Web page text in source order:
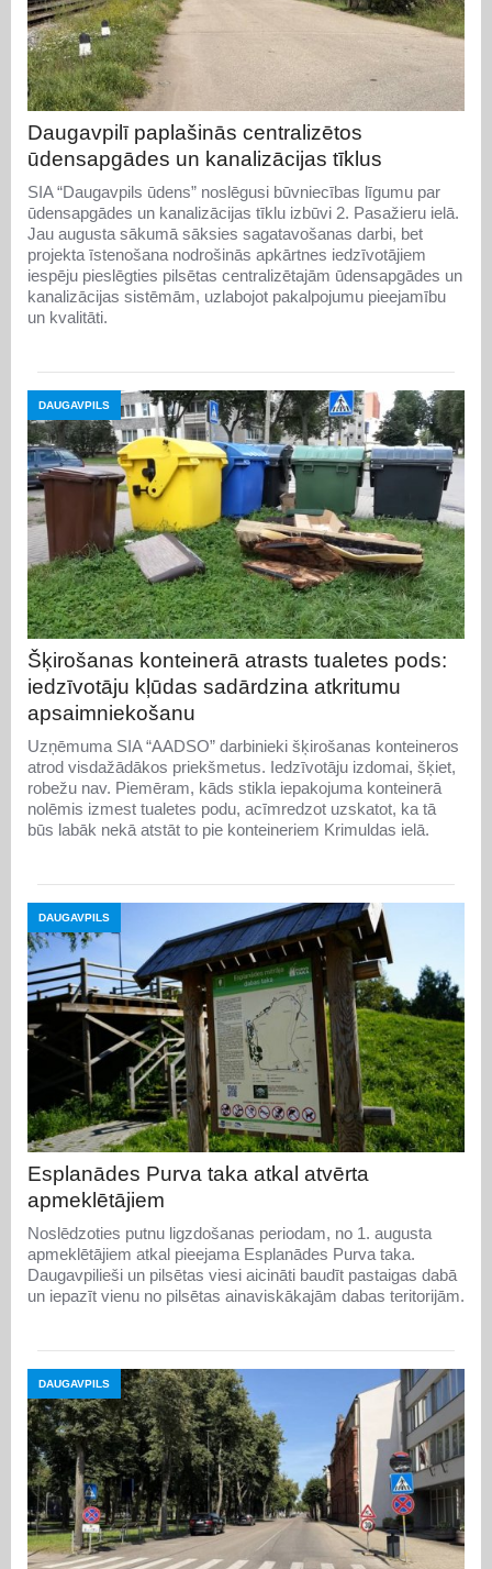
Daugavpilī paplašinās centralizētos
ūdensapgādes un kanalizācijas tīklus
SIA “Daugavpils ūdens” noslēgusi būvniecības līgumu par
ūdensapgādes un kanalizācijas tīklu izbūvi 2. Pasažieru ielā.
Jau augusta sākumā sāksies sagatavošanas darbi, bet
projekta īstenošana nodrošinās apkārtnes iedzīvotājiem
iespēju pieslēgties pilsētas centralizētajām ūdensapgādes un
kanalizācijas sistēmām, uzlabojot pakalpojumu pieejamību
un kvalitāti.
DAUGAVPILS
Šķirošanas konteinerā atrasts tualetes pods:
iedzīvotāju kļūdas sadārdzina atkritumu
apsaimniekošanu
Uzņēmuma SIA “AADSO” darbinieki šķirošanas konteineros
atrod visdažādākos priekšmetus. Iedzīvotāju izdomai, šķiet,
robežu nav. Piemēram, kāds stikla iepakojuma konteinerā
nolēmis izmest tualetes podu, acīmredzot uzskatot, ka tā
būs labāk nekā atstāt to pie konteineriem Krimuldas ielā.
DAUGAVPILS
Esplanādes Purva taka atkal atvērta
apmeklētājiem
Noslēdzoties putnu ligzdošanas periodam, no 1. augusta
apmeklētājiem atkal pieejama Esplanādes Purva taka.
Daugavpilieši un pilsētas viesi aicināti baudīt pastaigas dabā
un iepazīt vienu no pilsētas ainaviskākajām dabas teritorijām.
DAUGAVPILS